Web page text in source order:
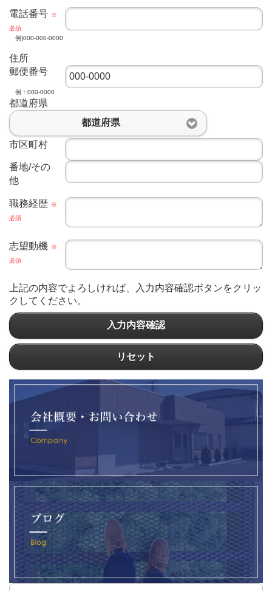
電話番号 ※
必須
例)000-000-0000
住所
郵便番号
例：000-0000
都道府県
都道府県
市区町村
番地/その
他
職務経歴 ※
必須
志望動機 ※
必須
上記の内容でよろしければ、入力内容確認ボタンをクリッ
クしてください。
入力内容確認
リセット